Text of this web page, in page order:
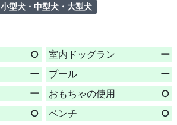
小型犬・中型犬・大型犬
○ 室内ドッグラン
ー
ー プール
ー
ー おもちゃの使用
○
○ ベンチ
○